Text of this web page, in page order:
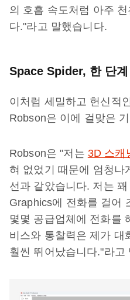
의 호흡 속도처럼 아주
다."라고 말했습니다.
Space Spider, 한 단
이처럼 세밀하고 헌신적
Robson은 이에 걸맞은
Robson은 "저는 3D 스캐
혀 없었기 때문에 엄청나
선과 같았습니다. 저는
Graphics에 전화를 걸어
몇몇 공급업체에 전화를
비스와 통찰력은 제가 대
훨씬 뛰어났습니다."라고